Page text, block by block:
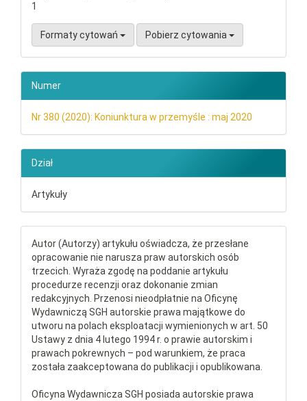
1
Formaty cytowań Pobierz cytowania
Numer
Nr 380 (2020): Koniunktura w przemyśle : maj 2020
Dział
Artykuły
Autor (Autorzy) artykułu oświadcza, że przesłane
opracowanie nie narusza praw autorskich osób
trzecich. Wyraża zgodę na poddanie artykułu
procedurze recenzji oraz dokonanie zmian
redakcyjnych. Przenosi nieodpłatnie na Oficynę
Wydawniczą SGH autorskie prawa majątkowe do
utworu na polach eksploatacji wymienionych w art. 50
Ustawy z dnia 4 lutego 1994 r. o prawie autorskim i
prawach pokrewnych – pod warunkiem, że praca
została zaakceptowana do publikacji i opublikowana.
Oficyna Wydawnicza SGH posiada autorskie prawa